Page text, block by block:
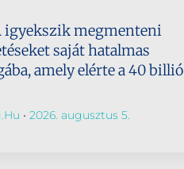
igyekszik megmenteni
saját hatalmas
amely elérte a 40 billió
2026. augusztus 5.